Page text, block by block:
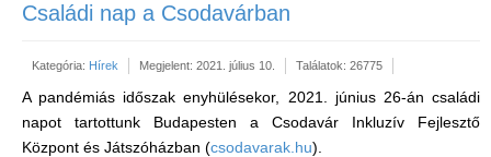
Családi nap a Csodavárban
Kategória: Hírek Megjelent: 2021. július 10. Találatok: 26775
A pandémiás időszak enyhülésekor, 2021. június 26-án családi
napot tartottunk Budapesten a Csodavár Inkluzív Fejlesztő
Központ és Játszóházban (csodavarak.hu).